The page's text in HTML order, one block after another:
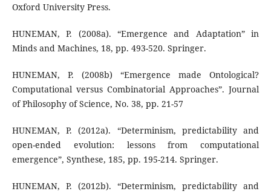
Oxford University Press.
HUNEMAN, P. (2008a). “Emergence and Adaptation” in
Minds and Machines, 18, pp. 493-520. Springer.
HUNEMAN, P. (2008b) “Emergence made Ontological?
Computational versus Combinatorial Approaches”. Journal
of Philosophy of Science, No. 38, pp. 21-57
HUNEMAN, P. (2012a). “Determinism, predictability and
open-ended evolution: lessons from computational
emergence”, Synthese, 185, pp. 195-214. Springer.
HUNEMAN, P. (2012b). “Determinism, predictability and